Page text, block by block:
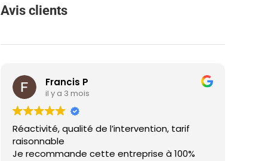
Avis clients
Francis P
il y a 3 mois
Réactivité, qualité de l’intervention, tarif
raisonnable
Je recommande cette entreprise à 100%